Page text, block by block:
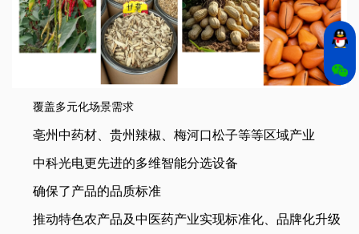
覆盖多元化场景需求
亳州中药材、贵州辣椒、梅河口松子等等区域产业
中科光电更先进的多维智能分选设备
确保了产品的品质标准
推动特色农产品及中医药产业实现标准化、品牌化升级